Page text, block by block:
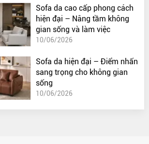
Sofa da cao cấp phong cách
hiện đại – Nâng tầm không
gian sống và làm việc
10/06/2026
Sofa da hiện đại – Điểm nhấn
sang trọng cho không gian
sống
10/06/2026